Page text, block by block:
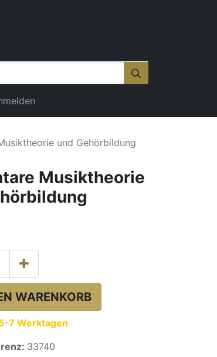
und Gehörbildung
Musiktheorie
WARENKORB
7 Werktagen
33740